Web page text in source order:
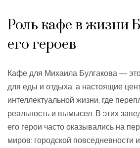
Роль кафе в жизни
его героев
Кафе для Михаила Булгакова —
для еды и отдыха, а настоящие
интеллектуальной жизни, где
реальность и вымысел. В этих
его герои часто оказывались на
миров: городской повседневности